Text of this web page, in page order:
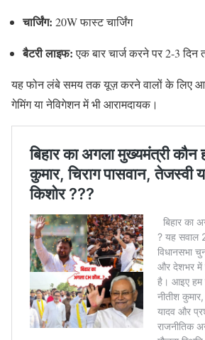
चार्जिंग: 20W फास्ट चार्जिंग
बैटरी लाइफ:एक बार चार्ज करने पर 2-3
यह फोन लंबे समय तक यूज़ करने वालों के लिए
गेमिंग या नेविगेशन में भी आरामदायक।